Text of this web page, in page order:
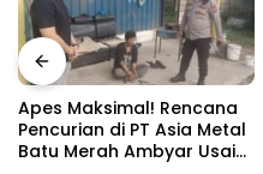
Apes Maksimal! Rencana
Pencurian di PT Asia Metal
Batu Merah Ambyar Usai